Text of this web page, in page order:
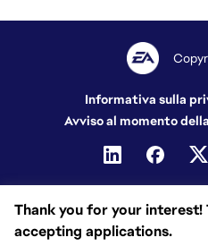
Thank you for your
accepting applications.
Informativa sulla
Avviso al momento